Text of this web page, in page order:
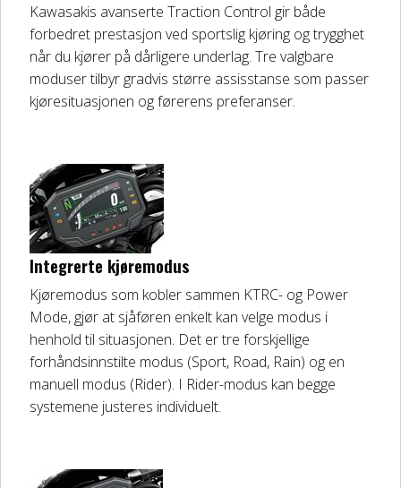
Kawasakis avanserte Traction Control gir både
forbedret prestasjon ved sportslig kjøring og trygghet
når du kjører på dårligere underlag. Tre valgbare
moduser tilbyr gradvis større assisstanse som passer
kjøresituasjonen og førerens preferanser.
Integrerte kjøremodus
Kjøremodus som kobler sammen KTRC- og Power
Mode, gjør at sjåføren enkelt kan velge modus i
henhold til situasjonen. Det er tre forskjellige
forhåndsinnstilte modus (Sport, Road, Rain) og en
manuell modus (Rider). I Rider-modus kan begge
systemene justeres individuelt.